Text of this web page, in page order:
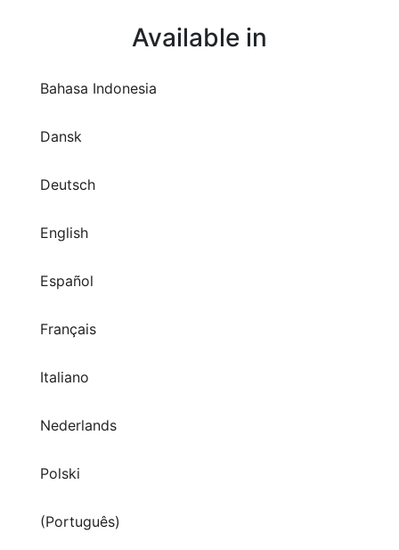
Available in
Bahasa Indonesia
Dansk
Deutsch
English
Español
Français
Italiano
Nederlands
Polski
(Português)